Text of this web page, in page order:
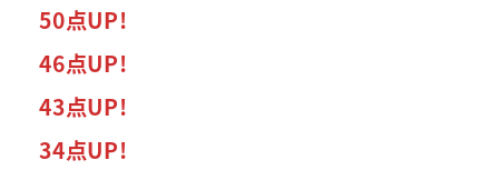
50点UP!
46点UP!
43点UP!
34点UP!